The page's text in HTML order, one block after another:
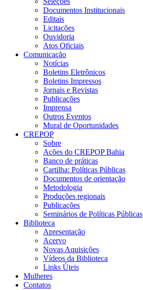
Documentos Institucionais
Editais
Licitações
Ouvidoria
Atos Oficiais
Comunicação
Notícias
Boletins Eletrônicos
Boletins Impressos
Jornais e Revistas
Publicações
Imprensa
Outros Eventos
Mural de Oportunidades
CREPOP
Sobre
Ações do CREPOP Bahia
Banco de práticas
Cartilha: Políticas Públicas
Documentos de orientação
Metodologia
Produções regionais
Publicações
Seminários de Políticas Públicas
Biblioteca
Apresentação
Acervo
Novas Aquisições
Vídeos da Biblioteca
Links Úteis
Mulheres
Contatos